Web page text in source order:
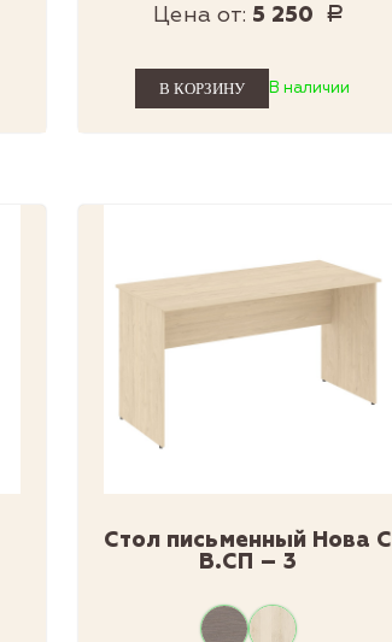
Цена от: 5 250 Р
В наличии
Стол письменный Нова С
В.СП – 3